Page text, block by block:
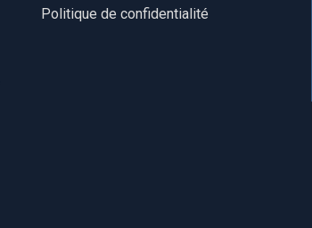
Politique de confidentialité